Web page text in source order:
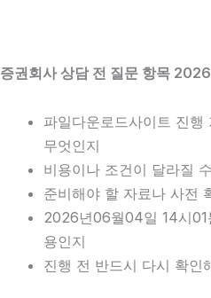
증권회사 상담 전 질문 항목
파일다운로드사이트 진
무엇인지
비용이나 조건이 달라질
준비해야 할 자료나 사전
2026년06월04일 14시01
용인지
진행 전 반드시 다시 확인